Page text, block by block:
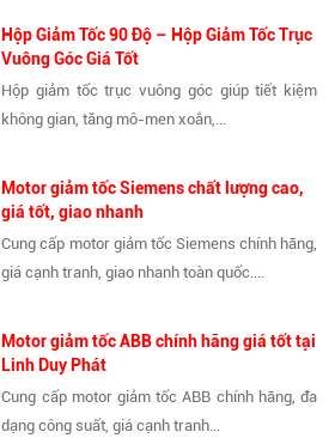
Hộp Giảm Tốc 90 Độ – Hộp Giảm Tốc Trục
Vuông Góc Giá Tốt
Hộp giảm tốc trục vuông góc giúp tiết kiệm
không gian, tăng mô-men xoắn,...
Motor giảm tốc Siemens chất lượng cao,
giá tốt, giao nhanh
Cung cấp motor giảm tốc Siemens chính hãng,
giá cạnh tranh, giao nhanh toàn quốc....
Motor giảm tốc ABB chính hãng giá tốt tại
Linh Duy Phát
Cung cấp motor giảm tốc ABB chính hãng, đa
dạng công suất, giá cạnh tranh...